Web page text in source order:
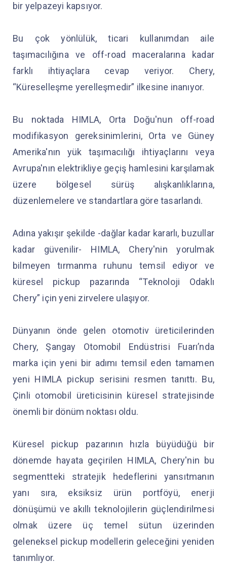
bir yelpazeyi kapsıyor.
Bu çok yönlülük, ticari kullanımdan aile
taşımacılığına ve off-road maceralarına kadar
farklı ihtiyaçlara cevap veriyor. Chery,
“Küreselleşme yerelleşmedir” ilkesine inanıyor.
Bu noktada HIMLA, Orta Doğu'nun off-road
modifikasyon gereksinimlerini, Orta ve Güney
Amerika'nın yük taşımacılığı ihtiyaçlarını veya
Avrupa'nın elektrikliye geçiş hamlesini karşılamak
üzere bölgesel sürüş alışkanlıklarına,
düzenlemelere ve standartlara göre tasarlandı.
Adına yakışır şekilde -dağlar kadar kararlı, buzullar
kadar güvenilir- HIMLA, Chery'nin yorulmak
bilmeyen tırmanma ruhunu temsil ediyor ve
küresel pickup pazarında “Teknoloji Odaklı
Chery” için yeni zirvelere ulaşıyor.
Dünyanın önde gelen otomotiv üreticilerinden
Chery, Şangay Otomobil Endüstrisi Fuarı’nda
marka için yeni bir adımı temsil eden tamamen
yeni HIMLA pickup serisini resmen tanıttı. Bu,
Çinli otomobil üreticisinin küresel stratejisinde
önemli bir dönüm noktası oldu.
Küresel pickup pazarının hızla büyüdüğü bir
dönemde hayata geçirilen HIMLA, Chery'nin bu
segmentteki stratejik hedeflerini yansıtmanın
yanı sıra, eksiksiz ürün portföyü, enerji
dönüşümü ve akıllı teknolojilerin güçlendirilmesi
olmak üzere üç temel sütun üzerinden
geleneksel pickup modellerin geleceğini yeniden
tanımlıyor.